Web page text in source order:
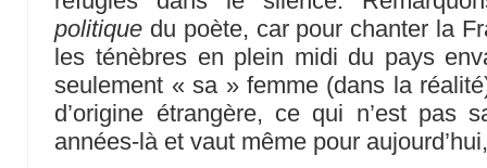
politique du poète, car pour chanter la
les ténèbres en plein midi du pays
seulement « sa » femme (dans la
d’origine étrangère, ce qui n’est pas
années-là et vaut même pour